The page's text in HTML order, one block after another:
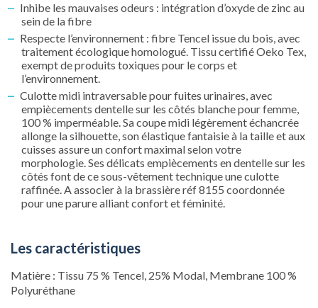
Inhibe les mauvaises odeurs : intégration d’oxyde de zinc au
sein de la fibre
Respecte l’environnement : fibre Tencel issue du bois, avec
traitement écologique homologué. Tissu certifié Oeko Tex,
exempt de produits toxiques pour le corps et
l’environnement.
Culotte midi intraversable pour fuites urinaires, avec
empiècements dentelle sur les côtés blanche pour femme,
100 % imperméable. Sa coupe midi légèrement échancrée
allonge la silhouette, son élastique fantaisie à la taille et aux
cuisses assure un confort maximal selon votre
morphologie. Ses délicats empiècements en dentelle sur les
côtés font de ce sous-vêtement technique une culotte
raffinée. A associer à la brassière réf 8155 coordonnée
pour une parure alliant confort et féminité.
Les caractéristiques
Matière : Tissu 75 % Tencel, 25% Modal, Membrane 100 %
Polyuréthane